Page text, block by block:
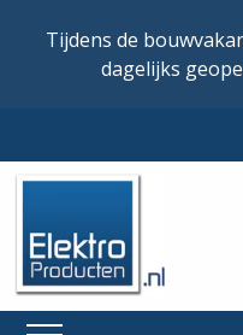
Tijdens de
dagelijks